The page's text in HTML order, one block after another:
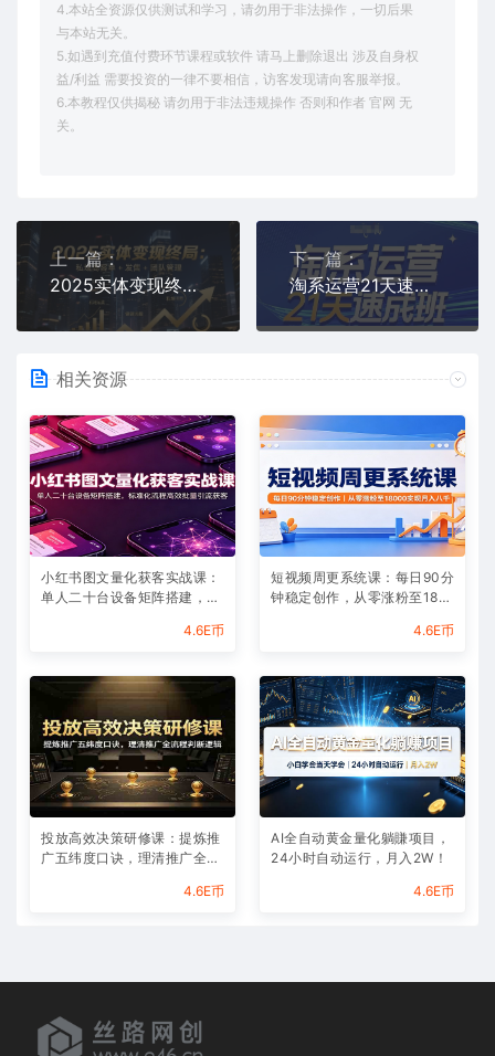
4.本站全资源仅供测试和学习，请勿用于非法操作，一切后果
与本站无关。
5.如遇到充值付费环节课程或软件 请马上删除退出 涉及自身权
益/利益 需要投资的一律不要相信，访客发现请向客服举报。
6.本教程仅供揭秘 请勿用于非法违规操作 否则和作者 官网 无
关。
上一篇：
2025实体变现终局：私域高客单+发售+团队管理
下一篇：
淘系运营21天速成班(更新25年5月)，0基础轻松搞定淘系运营，不做假把式
相关资源
小红书图文量化获客实战课：
单人二十台设备矩阵搭建，标
4.6E币
短视频周更系统课：每日90分
钟稳定创作，从零涨粉至180
4.6E币
投放高效决策研修课：提炼推
广五纬度口诀，理清推广全流
4.6E币
AI全自动黄金量化躺賺项目，
24小时自动运行，月入2W！
4.6E币